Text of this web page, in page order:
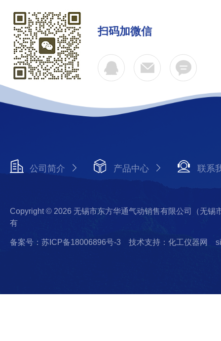
扫码加微信
公司简介 产品中心 联系
Copyright © 2026 无锡市东方华通气动销售有限公司（无锡
有
备案号：苏ICP备18006896号-3 技术支持：化工仪器网